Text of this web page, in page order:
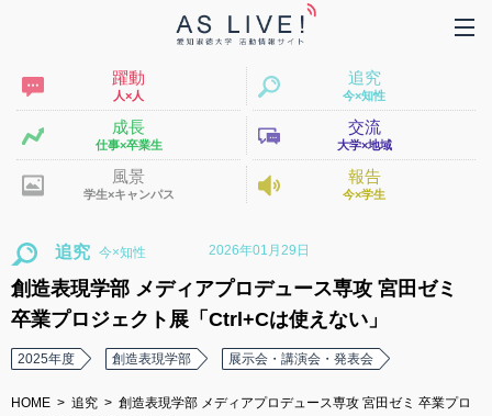
躍動
人×人
追究
今×知性
成長
仕事×卒業生
交流
大学×地域
風景
学生×キャンパス
報告
今×学生
追究 2026年01月29日
創造表現学部 メディアプロデュース専攻 宮田ゼミ
卒業プロジェクト展「Ctrl+Cは使えない」
2025年度 創造表現学部 展示会・講演会・発表会
HOME 追究
創造表現学部 メディアプロデュース専攻 宮田ゼミ 卒業プロ